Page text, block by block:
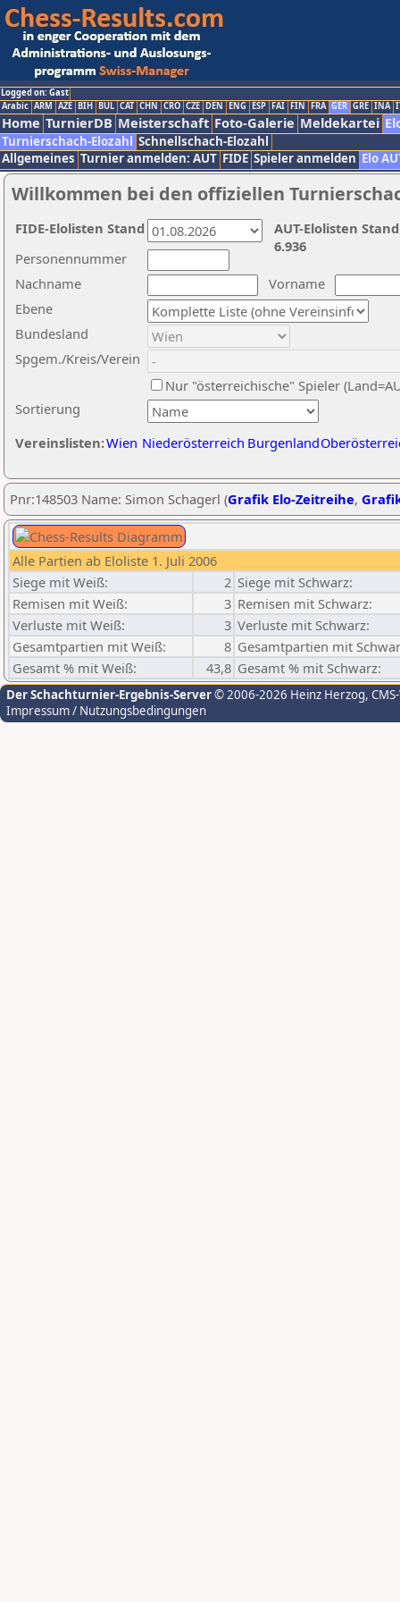
Logged on: Gast
Arabic ARM AZE BIH BUL CAT CHN CRO CZE DEN ENG ESP FAI FIN FRA GER GRE INA
Home TurnierDB Meisterschaft Foto-Galerie Meldekartei
Turnierschach-Elozahl Schnellschach-Elozahl
Allgemeines Turnier anmelden: AUT FIDE Spieler anmelden Elo
Willkommen bei den offiziellen
Nachname
Vorname
Ebene
Sortierung
Personennummer
Bundesland
Spgem./Kreis/Verein
Nur "österreichische" Spieler
Vereinslisten:Wien Niederösterreich Burgenland
AUT-Elolisten
6.936
FIDE-Elolisten Stand
Pnr:148503 Name: Simon Schagerl (Grafik Elo-Zeitreihe,
Alle Partien ab Eloliste 1. Juli 2006
Siege mit Weiß:
2 Siege mit Schwarz:
Remisen mit Weiß:
3 Remisen mit Schwarz:
Verluste mit Weiß:
3 Verluste mit Schwarz:
Gesamtpartien mit Weiß:
8 Gesamtpartien mit
Gesamt % mit Weiß:
43,8 Gesamt % mit Schwarz:
Der Schachturnier-Ergebnis-Server© 2006-2026 Heinz Herzog,
Impressum / Nutzungsbedingungen